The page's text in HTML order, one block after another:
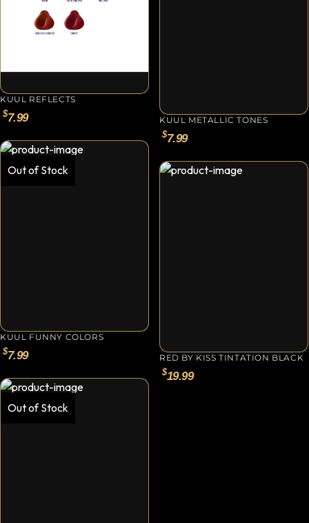
Ceras, Gels, Spray y Mousse
Otros
Nail Drills
KUUL REFLECTS
$7.99
KUUL METALLIC TONES
$7.99
Out of Stock
KUUL FUNNY COLORS
$7.99
RED BY KISS TINTATION BLACK
$19.99
Out of Stock